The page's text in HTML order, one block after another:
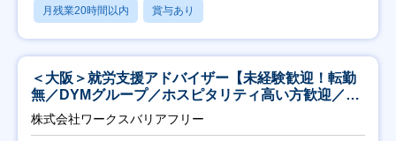
月残業20時間以内 賞与あり
＜大阪＞就労支援アドバイザー【未経験歓迎！転勤
無／DYMグループ／ホスピタリティ高い方歓迎／土
日祝】
株式会社ワークスバリアフリー